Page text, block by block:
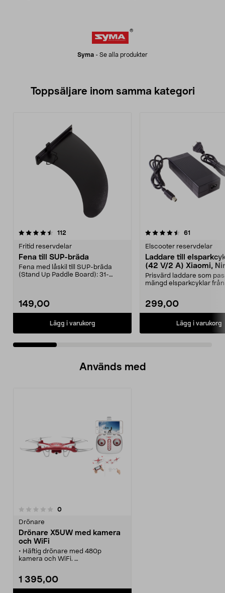
Syma - Se alla produkter
Toppsäljare inom samma kategori
112
Fritid reservdelar
Fena till SUP-bräda
Fena med låskil till SUP-bräda
(Stand Up Paddle Board): 31-
149,00
Lägg i varukorg
4.5 av 5 stjärnor 61
Elscooter reservdelar
Laddare till
(42 V/2 A) Xiaomi,
E-Way m.fl.
Prisvärd laddare som
mängd elsparkcyklar från
299,00
Lägg i varukorg
4.5 av 5 stjärnor
Används med
0recensioner
Drönare
Drönare X5UW med kamera
och WiFi
• Häftig drönare med 480p
kamera och WiFi.
• Se i realtid på skärmen, exakt det
som drönaren ser.
1 395,00